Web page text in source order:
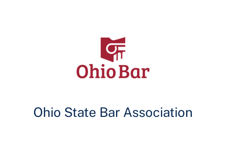
Ohio State Bar Association